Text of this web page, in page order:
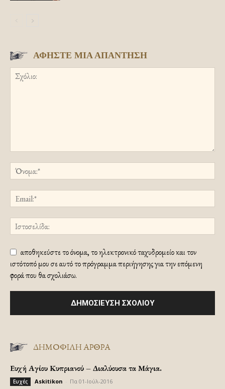
ΑΦΗΣΤΕ ΜΙΑ ΑΠΑΝΤΗΣΗ
αποθηκεύστε το όνομα, το ηλεκτρονικό ταχυδρομείο και τον
ιστότοπό μου σε αυτό το πρόγραμμα περιήγησης για την επόμενη
φορά που θα σχολιάσω.
ΔΗΜΟΦΙΛΗ ΑΡΘΡΑ
Ευχή Αγίου Κυπριανού – Διαλύουσα τα Μάγια.
Ευχές Askitikon Πα 01-Ιούλ-2016